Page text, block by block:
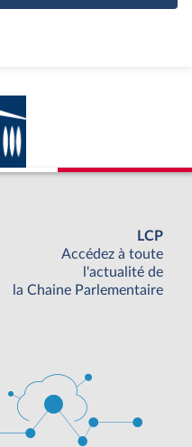
LCP
Accédez à toute
l'actualité de
la Chaine Parlementaire